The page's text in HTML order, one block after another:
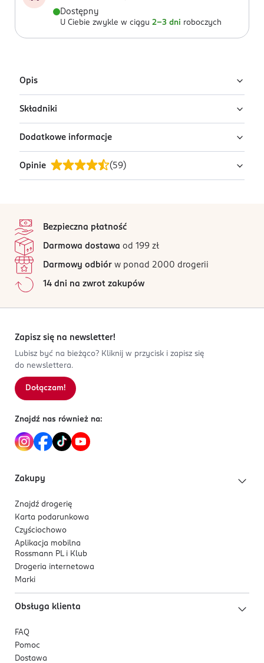
Dostępny
U Ciebie zwykle w ciągu 2-3 dni roboczych
Opis
Ręcznik Braid. Wyprodukowany z bawełny egipskiej.
Rozmiar 30x50cm. Kolor - Beżowy.
Gramatura: 420 g/m²
Składniki
100% bawełna egipska,
Dodatkowe informacje
PRZYGOTOWANIE I STOSOWANIE
Prać z podobnymi kolorami.
Zwoltex Sp. z o.o.
Spacerowa 13
98-220
Zduńska Wola
zwoltex@zwoltex.pl
733827191
5 906378 155197
Opinie (59)
Wszystkie opinie są zweryfikowane zakupem.
4
0%
2
1
0%
Sortowanie wg
Bezpieczna płatność
Darmowa dostawa od 199 zł
Darmowy odbiór w ponad 2000 drogerii
14 dni na zwrot zakupów
Zapisz się na newsletter!
Lubisz być na bieżąco? Kliknij w przycisk i zapisz się
do newslettera.
Dołączam!
Znajdź nas również na:
Zakupy
Znajdź drogerię
Karta podarunkowa
Czyściochowo
Aplikacja mobilna
Rossmann PL i Klub
Drogeria internetowa
Marki
Obsługa klienta
FAQ
Pomoc
Dostawa